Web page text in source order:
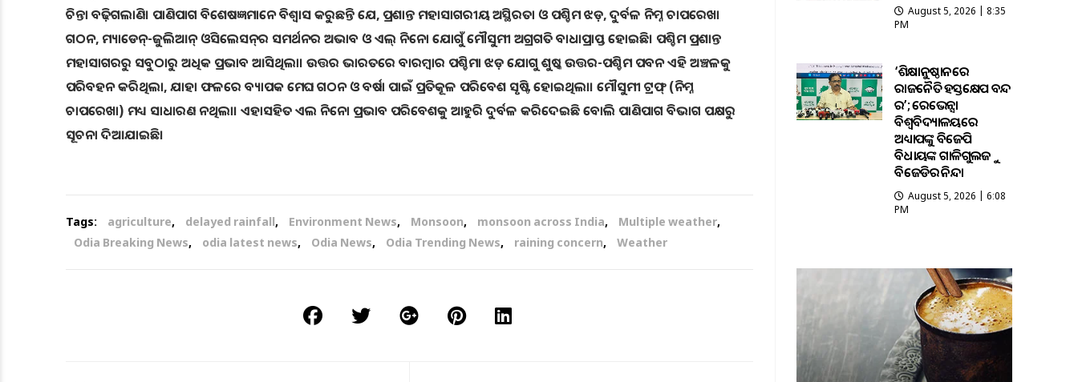
ଚିନ୍ତା ବଢ଼ିଗଲାଣି। ପାଣିପାଗ ବିଶେଷଜ୍ଞମାନେ ବିଶ୍ୱାସ କରୁଛନ୍ତି ଯେ, ପ୍ରଶାନ୍ତ ମହାସାଗରୀୟ ଅସ୍ଥିରତା ଓ ପଶ୍ଚିମ ଝଡ଼, ଦୁର୍ବଳ ନିମ୍ନ ଚାପରେଖା
ଗଠନ, ମ୍ୟାଡେନ୍-ଜୁଲିଆନ୍ ଓସିଲେସନ୍‌ର ସମର୍ଥନର ଅଭାବ ଓ ଏଲ୍ ନିନୋ ଯୋଗୁଁ ମୌସୁମୀ ଅଗ୍ରଗତି ବାଧାପ୍ରାପ୍ତ ହୋଇଛି। ପଶ୍ଚିମ ପ୍ରଶାନ୍ତ
ମହାସାଗରରୁ ସବୁଠାରୁ ଅଧିକ ପ୍ରଭାବ ଆସିଥିଲା। ଉତ୍ତର ଭାରତରେ ବାରମ୍ବାର ପଶ୍ଚିମା ଝଡ଼ ଯୋଗୁ ଶୁଷ୍କ ଉତ୍ତର-ପଶ୍ଚିମ ପବନ ଏହି ଅଞ୍ଚଳକୁ
ପରିବହନ କରିଥିଲା, ଯାହା ଫଳରେ ବ୍ୟାପକ ମେଘ ଗଠନ ଓ ବର୍ଷା ପାଇଁ ପ୍ରତିକୂଳ ପରିବେଶ ସୃଷ୍ଟି ହୋଇଥିଲା। ମୌସୁମୀ ଟ୍ରଫ୍‌ (ନିମ୍ନ
ଚାପରେଖା) ମଧ୍ୟ ସାଧାରଣ ନଥିଲା। ଏହାସହିତ ଏଲ ନିନୋ ପ୍ରଭାବ ପରିବେଶକୁ ଆହୁରି ଦୁର୍ବଳ କରିଦେଇଛି ବୋଲି ପାଣିପାଗ ବିଭାଗ ପକ୍ଷରୁ
ସୂଚନା ଦିଆଯାଇଛି।
Tags: agriculture, delayed rainfall, Environment News, Monsoon, monsoon across India, Multiple weather,
Odia Breaking News, odia latest news, Odia News, Odia Trending News, raining concern, Weather
August 5, 2026 | 8:35
PM
‘ଶିକ୍ଷାନୁଷ୍ଠାନରେ
ରାଜନୈତିକ ହସ୍ତକ୍ଷେପ ବନ୍ଦ
କର’; ରେଭେନ୍ସା
ବିଶ୍ୱବିଦ୍ୟାଳୟରେ
ଅଧ୍ୟାପକଙ୍କୁ ବିଜେପି
ବିଧାୟକଙ୍କ ଗାଳିଗୁଲଜକୁ
ବିଜେଡିର ନିନ୍ଦା
August 5, 2026 | 6:08
PM